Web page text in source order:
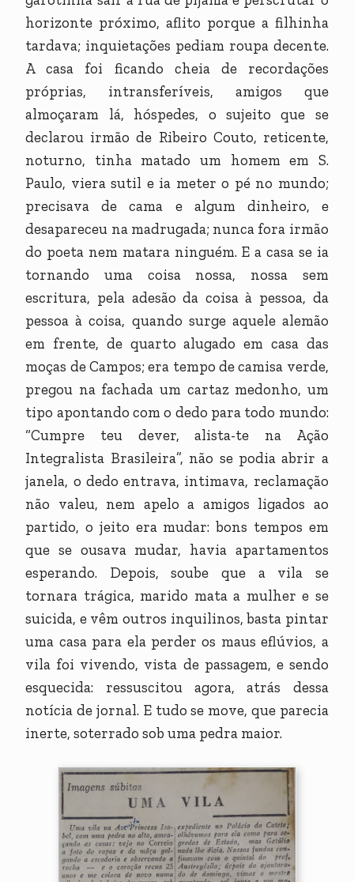
horizonte próximo, aflito porque a filhinha
tardava; inquietações pediam roupa decente.
A casa foi ficando cheia de recordações
próprias, intransferíveis, amigos que
almoçaram lá, hóspedes, o sujeito que se
declarou irmão de Ribeiro Couto, reticente,
noturno, tinha matado um homem em S.
Paulo, viera sutil e ia meter o pé no mundo;
precisava de cama e algum dinheiro, e
desapareceu na madrugada; nunca fora irmão
do poeta nem matara ninguém. E a casa se ia
tornando uma coisa nossa, nossa sem
escritura, pela adesão da coisa à pessoa, da
pessoa à coisa, quando surge aquele alemão
em frente, de quarto alugado em casa das
moças de Campos; era tempo de camisa verde,
pregou na fachada um cartaz medonho, um
tipo apontando com o dedo para todo mundo:
“Cumpre teu dever, alista-te na Ação
Integralista Brasileira”, não se podia abrir a
janela, o dedo entrava, intimava, reclamação
não valeu, nem apelo a amigos ligados ao
partido, o jeito era mudar: bons tempos em
que se ousava mudar, havia apartamentos
esperando. Depois, soube que a vila se
tornara trágica, marido mata a mulher e se
suicida, e vêm outros inquilinos, basta pintar
uma casa para ela perder os maus eflúvios, a
vila foi vivendo, vista de passagem, e sendo
esquecida: ressuscitou agora, atrás dessa
notícia de jornal. E tudo se move, que parecia
inerte, soterrado sob uma pedra maior.